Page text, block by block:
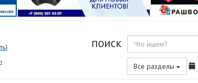
) ПОИСК
Все разделы